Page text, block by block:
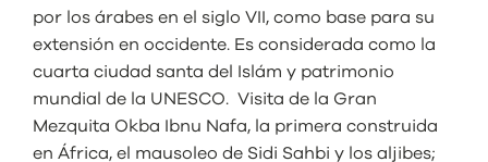
por los árabes en el siglo VII, como base para su
extensión en occidente. Es considerada como la
cuarta ciudad santa del Islám y patrimonio
mundial de la UNESCO. Visita de la Gran
Mezquita Okba Ibnu Nafa, la primera construida
en África, el mausoleo de Sidi Sahbi y los aljibes;